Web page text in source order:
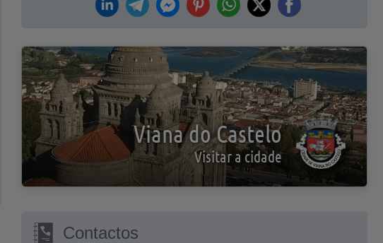
Viana do Castelo
Visitar a cidade
Contactos